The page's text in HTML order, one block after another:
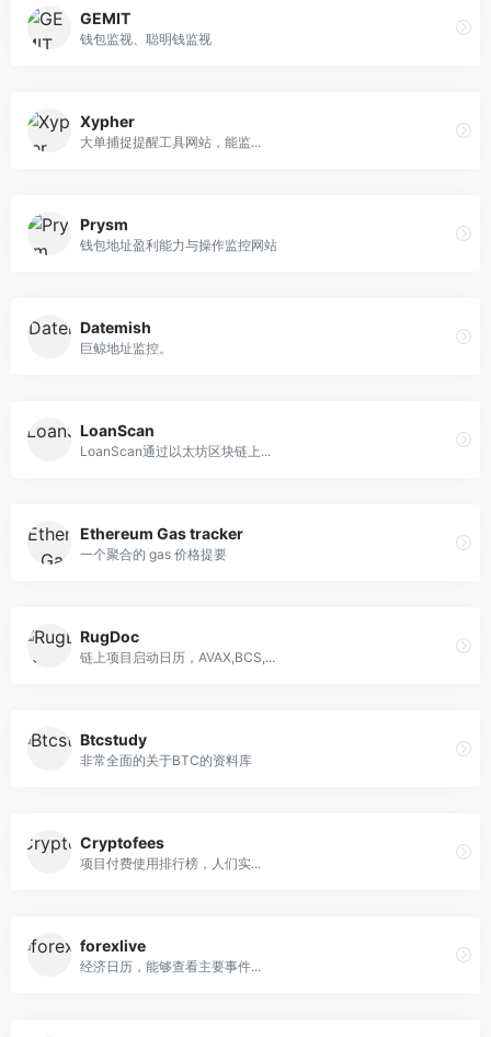
GEMIT
钱包监视、聪明钱监视
Xypher
大单捕捉提醒工具网站，能监...
Prysm
钱包地址盈利能力与操作监控网站
Datemish
巨鲸地址监控。
LoanScan
LoanScan通过以太坊区块链上...
Ethereum Gas tracker
一个聚合的 gas 价格提要
RugDoc
链上项目启动日历，AVAX,BCS,...
Btcstudy
非常全面的关于BTC的资料库
Cryptofees
项目付费使用排行榜，人们实...
forexlive
经济日历，能够查看主要事件...